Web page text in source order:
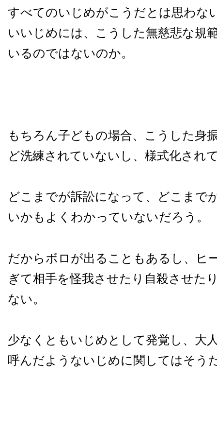
すべてのいじめがこうだとは思わな
いいじめには、こうした無慈悲な規
いるのではないのか。
もちろん子どもの場合、こうした身
ど洗練されていないし、様式化され
どこまでが訴訟になって、どこまで
いかもよくわかっていないだろう。
だからボロが出ることもあるし、ヒ
ぎて相手を怪我させたり自殺させた
ない。
少なくともいじめとして発覚し、大
呼んだようないじめに関してはそう